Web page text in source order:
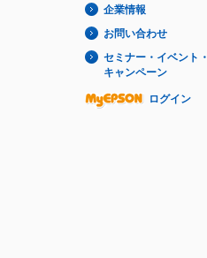
企業情報
お問い合わせ
セミナー・イベント・
キャンペーン
ログイン